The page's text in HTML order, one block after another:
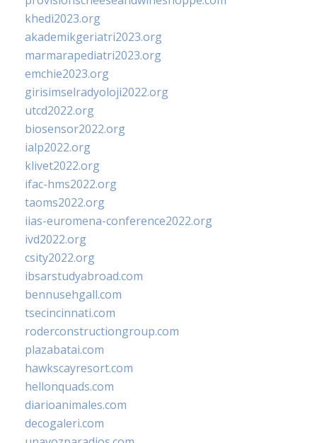
khedi2023.org
akademikgeriatri2023.org
marmarapediatri2023.org
emchie2023.org
girisimselradyoloji2022.org
utcd2022.org
biosensor2022.org
ialp2022.org
klivet2022.org
ifac-hms2022.org
taoms2022.org
iias-euromena-conference2022.org
ivd2022.org
csity2022.org
ibsarstudyabroad.com
bennusehgall.com
tsecincinnati.com
roderconstructiongroup.com
plazabatai.com
hawkscayresort.com
hellonquads.com
diarioanimales.com
decogaleri.com